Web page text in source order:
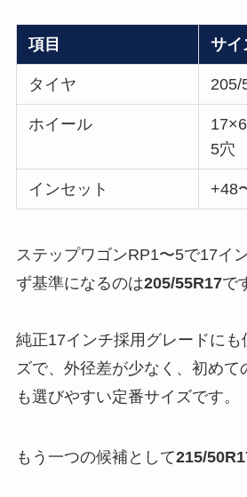
項目 サイ
タイヤ 205/
ホイール
5穴
インセット +48
ステップワゴンRP1〜5で17イ
ず基準になるのは205/55R17で
純正17インチ採用グレードにも
ズで、外径差が少なく、初めて
も選びやすい定番サイズです。
もう一つの候補として215/